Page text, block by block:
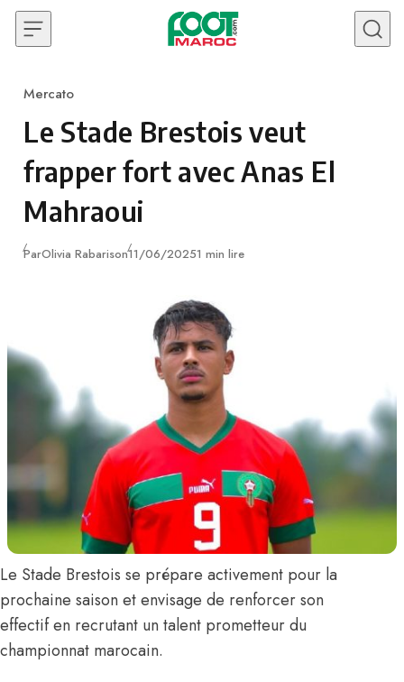
Skip to content
Category
Mercato
Le Stade Brestois veut
frapper fort avec Anas El
Mahraoui
ParOlivia RabarisonPublié
11/06/20251 min lire
Le Stade Brestois se prépare activement pour la
prochaine saison et envisage de renforcer son
effectif en recrutant un talent prometteur du
championnat marocain.